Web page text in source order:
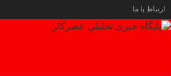
ارتباط با ما